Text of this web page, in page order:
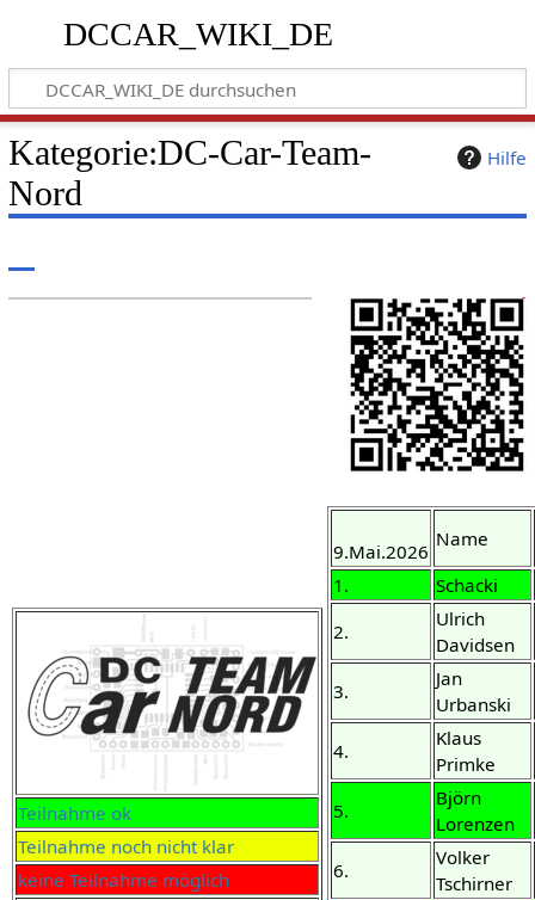
DCCAR_WIKI_DE
Hilfe
Kategorie:DC-Car-Team-
Nord
Teilnahme ok
Teilnahme noch nicht klar
keine Teilnahme möglich
9.Mai.2026
Name
1.
Schacki
2.
Ulrich
Davidsen
3.
Jan
Urbanski
4.
Klaus
Primke
5.
Björn
Lorenzen
6.
Volker
Tschirner